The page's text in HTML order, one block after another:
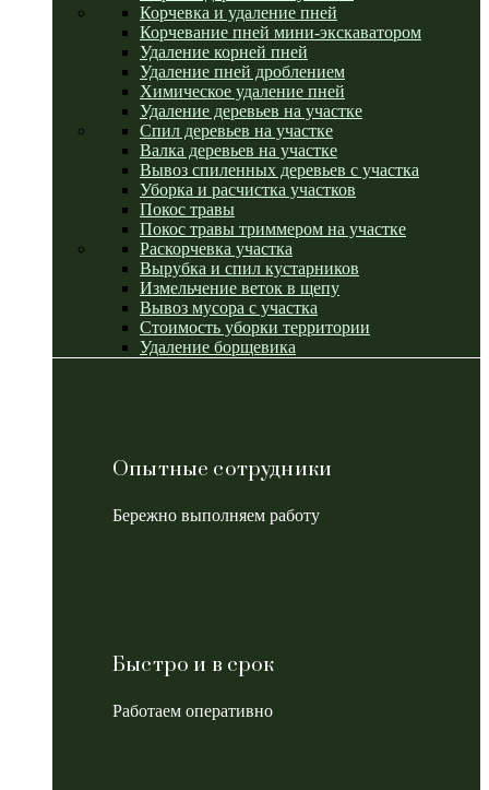
Корчевка и удаление пней
Корчевание пней мини-экскаватором
Удаление корней пней
Удаление пней дроблением
Химическое удаление пней
Удаление деревьев на участке
Спил деревьев на участке
Валка деревьев на участке
Вывоз спиленных деревьев с участка
Уборка и расчистка участков
Покос травы
Покос травы триммером на участке
Раскорчевка участка
Вырубка и спил кустарников
Измельчение веток в щепу
Вывоз мусора с участка
Стоимость уборки территории
Удаление борщевика
Опытные сотрудники
Бережно выполняем работу
Быстро и в срок
Работаем оперативно